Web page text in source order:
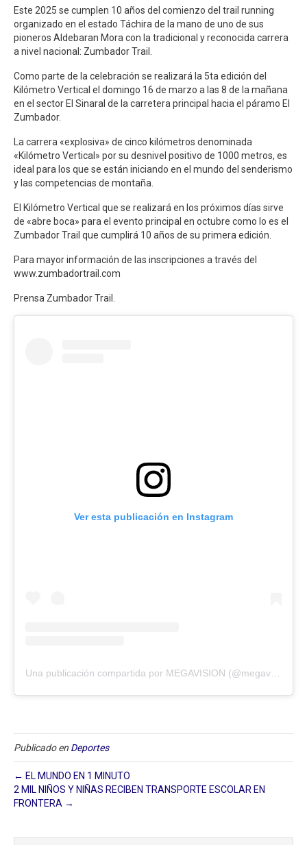
Este 2025 se cumplen 10 años del comienzo del trail running
organizado en el estado Táchira de la mano de uno de sus
pioneros Aldebaran Mora con la tradicional y reconocida carrera
a nivel nacional: Zumbador Trail.
Como parte de la celebración se realizará la 5ta edición del
Kilómetro Vertical el domingo 16 de marzo a las 8 de la mañana
en el sector El Sinaral de la carretera principal hacia el páramo El
Zumbador.
La carrera «explosiva» de cinco kilómetros denominada
«Kilómetro Vertical» por su desnivel positivo de 1000 metros, es
ideal para los que se están iniciando en el mundo del senderismo
y las competencias de montaña.
El Kilómetro Vertical que se realizará en los próximos días sirve
de «abre boca» para el evento principal en octubre como lo es el
Zumbador Trail que cumplirá 10 años de su primera edición.
Para mayor información de las inscripciones a través del
www.zumbadortrail.com
Prensa Zumbador Trail.
Ver esta publicación en Instagram
Publicado en Deportes
← EL MUNDO EN 1 MINUTO
2 MIL NIÑOS Y NIÑAS RECIBEN TRANSPORTE ESCOLAR EN
FRONTERA →